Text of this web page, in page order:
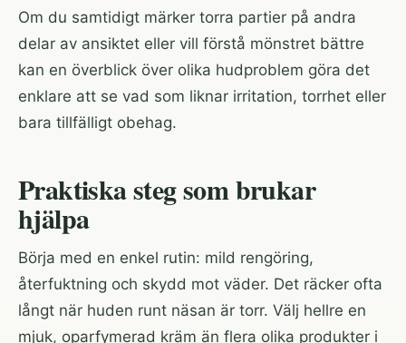
Om du samtidigt märker torra partier på andra
delar av ansiktet eller vill förstå mönstret bättre
kan en överblick över olika hudproblem göra det
enklare att se vad som liknar irritation, torrhet eller
bara tillfälligt obehag.
Praktiska steg som brukar
hjälpa
Börja med en enkel rutin: mild rengöring,
återfuktning och skydd mot väder. Det räcker ofta
långt när huden runt näsan är torr. Välj hellre en
mjuk, oparfymerad kräm än flera olika produkter i